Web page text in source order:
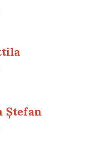
Ștefan